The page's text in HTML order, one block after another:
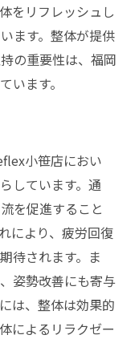
をリフレッシュし
ます。整体が提供
の重要性は、福岡
います。
小笹店におい
しています。通
を促進すること
により、疲労回復
待されます。ま
姿勢改善にも寄与
は、整体は効果的
によるリラクゼー